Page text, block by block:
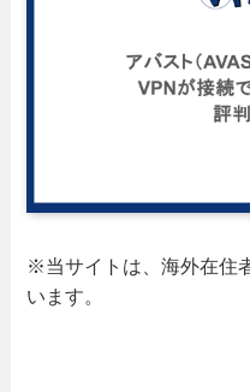
※当サイトは、海外在住
います。